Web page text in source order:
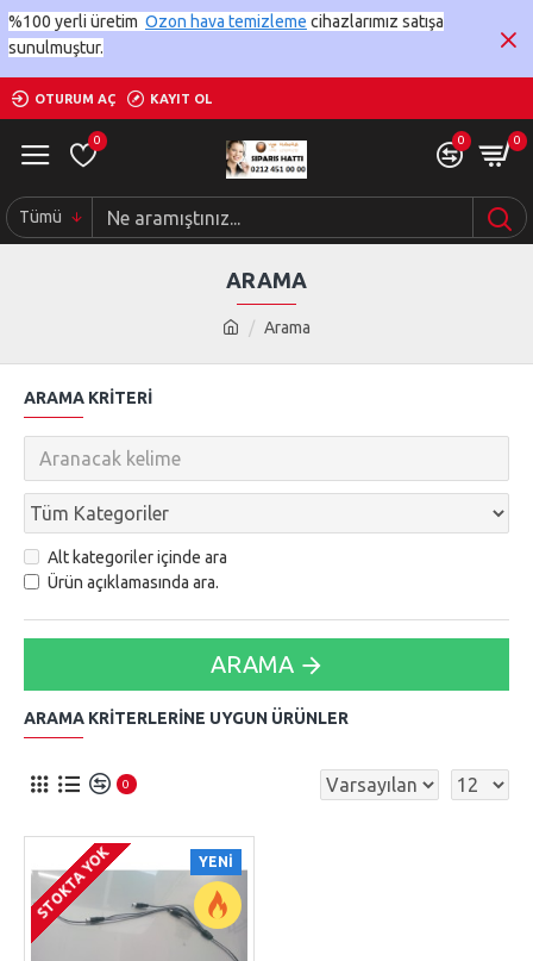
%100 yerli üretim Ozon hava temizleme cihazlarımız satışa
sunulmuştur.
OTURUM AÇ KAYIT OL
0 0 0
Tümü
Arama
ARAMA
ARAMA KRITERI
Alt kategoriler içinde ara
Ürün açıklamasında ara.
ARAMA
ARAMA KRITERLERINE UYGUN ÜRÜNLER
0
YENI
STOKTA YOK